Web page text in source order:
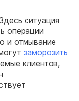
Здесь ситуация
операции
и отмывание
заморозить
клиентов,